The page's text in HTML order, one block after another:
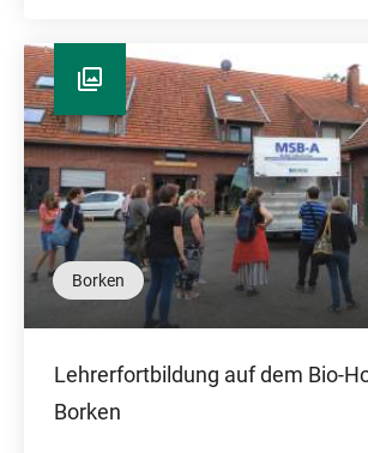
Borken
Lehrerfortbildung auf dem Bio-
Borken